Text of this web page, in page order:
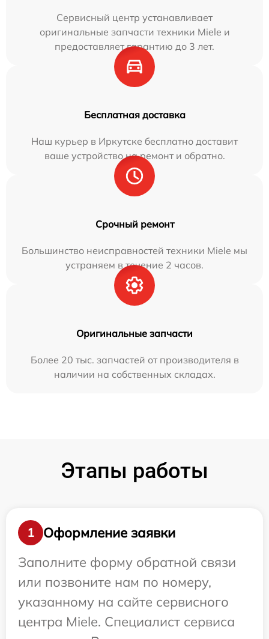
Сервисный центр устанавливает
оригинальные запчасти техники Miele и
предоставляет гарантию до 3 лет.
Бесплатная доставка
Наш курьер в Иркутске бесплатно доставит
ваше устройство на ремонт и обратно.
Срочный ремонт
Большинство неисправностей техники Miele мы
устраняем в течение 2 часов.
Оригинальные запчасти
Более 20 тыс. запчастей от производителя в
наличии на собственных складах.
Этапы работы
1
Оформление заявки
Заполните форму обратной связи
или позвоните нам по номеру,
указанному на сайте сервисного
центра Miele. Специалист сервиса